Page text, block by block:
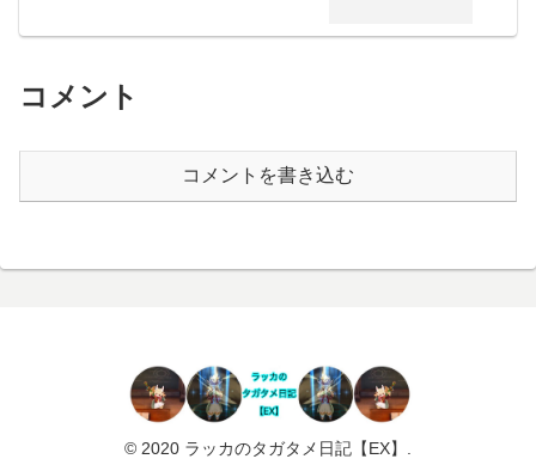
コメント
コメントを書き込む
© 2020 ラッカのタガタメ日記【EX】.